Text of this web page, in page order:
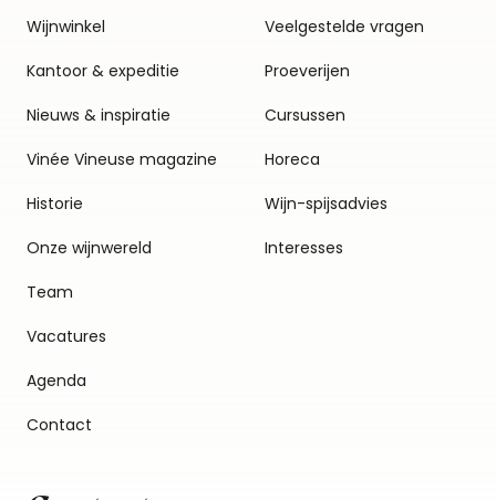
Wijnwinkel
Kantoor & expeditie
Nieuws & inspiratie
Vinée Vineuse magazine
Historie
Onze wijnwereld
Team
Vacatures
Agenda
Contact
Veelgestelde vragen
Proeverijen
Cursussen
Horeca
Wijn-spijsadvies
Interesses